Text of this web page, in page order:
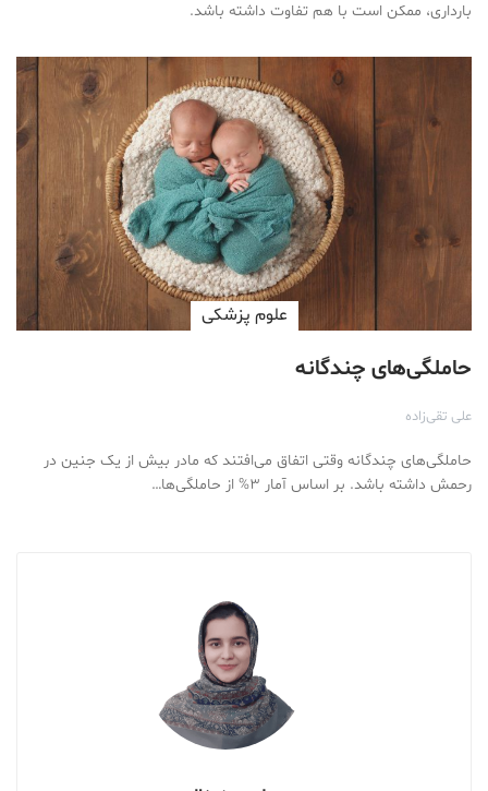
بارداری، ممکن است با هم تفاوت داشته باشد.
علوم پزشكی
حاملگی‌های چندگانه
علی تقی‌زاده
حاملگی‌های چندگانه وقتی اتفاق می‌افتند که مادر بیش از یک جنین در
رحمش داشته باشد. بر اساس آمار ۳% از حاملگی‌ها…